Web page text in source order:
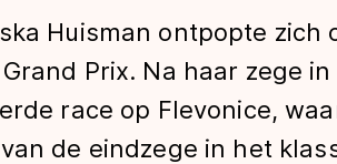
weg op
Huisman ontpopte
Grand Prix. Na haar zege
race op Flevonice,
de eindzege in het